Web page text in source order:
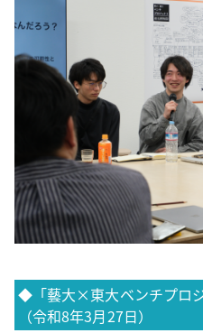
◆「藝大×東大ベンチプロ
（令和8年3月27日）